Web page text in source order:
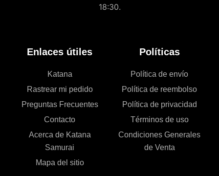
18:30.
Enlaces útiles
Katana
Rastrear mi pedido
Preguntas Frecuentes
Contacto
Acerca de Katana
Samurai
Mapa del sitio
Políticas
Política de envío
Política de reembolso
Política de privacidad
Términos de uso
Condiciones Generales
de Venta